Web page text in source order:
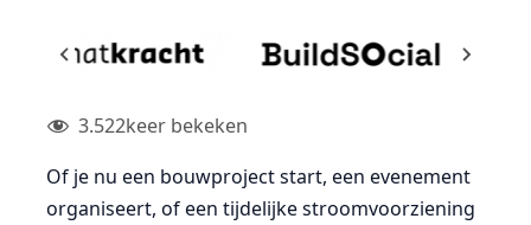
3.522keer bekeken
Of je nu een bouwproject start, een evenement
organiseert, of een tijdelijke stroomvoorziening